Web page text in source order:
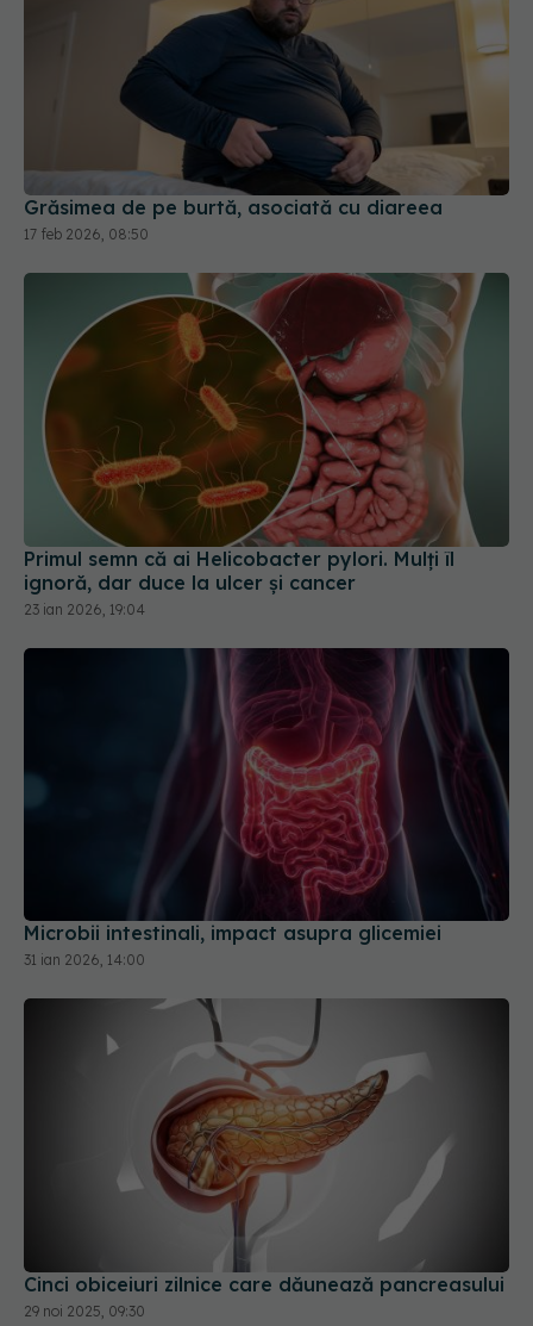
Grăsimea de pe burtă, asociată cu diareea
17 feb 2026, 08:50
Primul semn că ai Helicobacter pylori. Mulți îl
ignoră, dar duce la ulcer și cancer
23 ian 2026, 19:04
Microbii intestinali, impact asupra glicemiei
31 ian 2026, 14:00
Cinci obiceiuri zilnice care dăunează pancreasului
29 noi 2025, 09:30